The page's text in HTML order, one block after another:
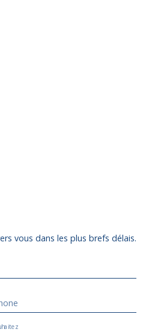
vous dans les plus brefs délais.